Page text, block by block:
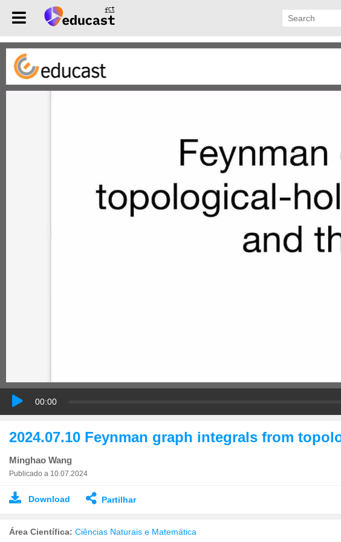
00:00
2024.07.10 Feynman graph integrals from
Minghao Wang
Publicado a 10.07.2024
Download Partilhar
Área Científica: Ciências Naturais e Matemática